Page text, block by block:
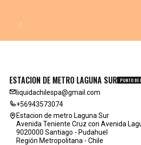
ESTACION DE METRO LAGUNA SUR PUNTO DE
liquidachilespa@gmail.com
+56943573074
Estacion de metro Laguna Sur
Avenida Teniente Cruz con Avenida
9020000 Santiago - Pudahuel
Región Metropolitana - Chile